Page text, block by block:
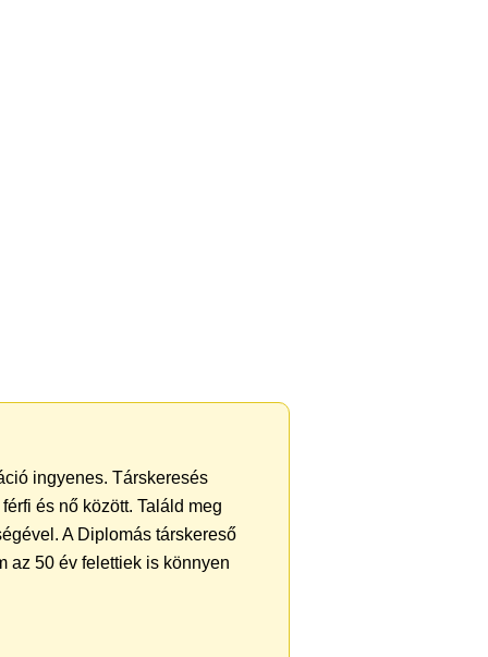
ingyenes. Társkeresés
és nő között. Találd meg
A Diplomás társkereső
az 50 év felettiek is könnyen